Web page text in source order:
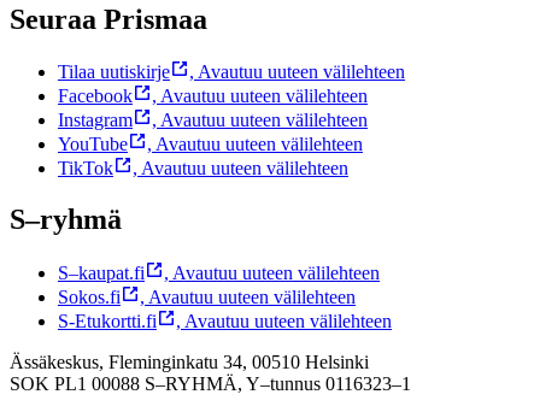
Seuraa Prismaa
Tilaa uutiskirje , Avautuu uuteen välilehteen
Facebook
, Avautuu uuteen välilehteen
Instagram
, Avautuu uuteen välilehteen
YouTube
, Avautuu uuteen välilehteen
TikTok
, Avautuu uuteen välilehteen
S–ryhmä
S–kaupat.fi , Avautuu uuteen välilehteen
Sokos.fi
, Avautuu uuteen välilehteen
S-Etukortti.fi
, Avautuu uuteen välilehteen
Ässäkeskus, Fleminginkatu 34, 00510 Helsinki
SOK PL1 00088 S–RYHMÄ, Y–tunnus 0116323–1